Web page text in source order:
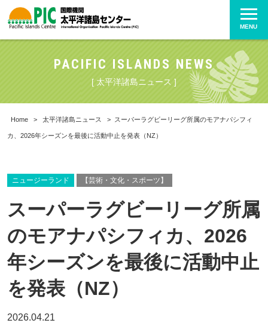
MENU
PACIFIC ISLANDS NEWS
[ 太平洋諸島ニュース ]
Home > 太平洋諸島ニュース > スーパーラグビーリーグ所属のモアナパシフィ
カ、2026年シーズンを最後に活動中止を発表（NZ）
ニュージーランド 【芸術・文化・スポーツ】
スーパーラグビーリーグ所属
のモアナパシフィカ、2026
年シーズンを最後に活動中止
を発表（NZ）
2026.04.21